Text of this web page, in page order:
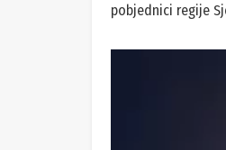
pobjednici regije